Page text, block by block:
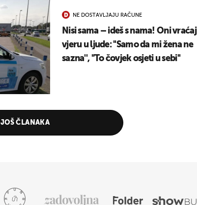
NE DOSTAVLJAJU RAČUNE
Nisi sama – ideš s nama! Oni
vjeru u ljude: ''Samo da mi žena ne
sazna'', ''To čovjek osjeti u sebi''
JOŠ ČLANAKA